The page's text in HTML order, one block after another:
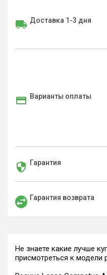
Доставка 1-3 дня
Варианты оплаты
Гарантия
Гарантия возврата
Не знаете какие лучше
присмотреться к